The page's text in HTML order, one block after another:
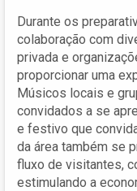
Durante os
colaboração com
privada e
proporcionar uma
Músicos locais e
convidados a se
e festivo que
da área também se
fluxo de visitantes,
estimulando a